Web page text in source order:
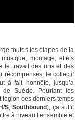
toutes les étapes de la
montage, effets
le travail des uns et des
récompensés, le collectif
à fait honnête, jusqu’à
de Suède. Pourtant les
légion ces derniers temps
S, Southbound), ça suffit
à niveau l’ensemble et